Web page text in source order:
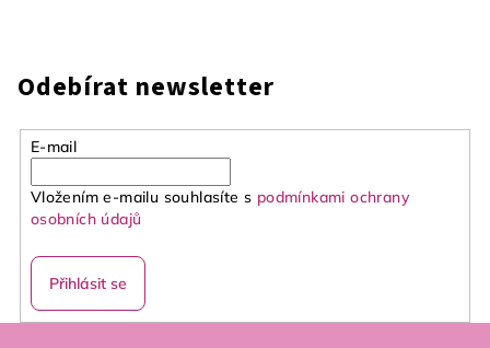
Odebírat newsletter
E-mail
Vložením e-mailu souhlasíte s podmínkami ochrany
osobních údajů
Přihlásit se